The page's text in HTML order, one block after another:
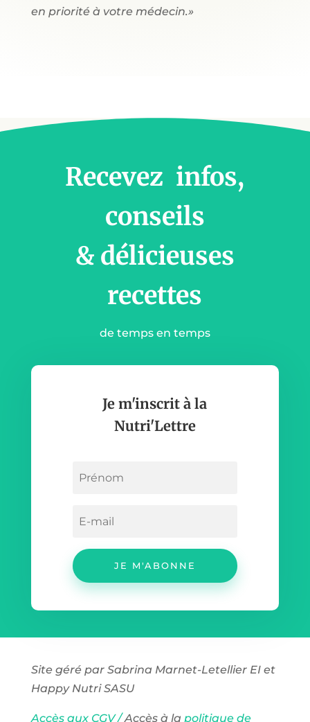
en priorité à votre médecin.»
Recevez infos,
conseils
& délicieuses
recettes
de temps en temps
Je m'inscrit à la
Nutri'Lettre
JE M'ABONNE
Site géré par Sabrina Marnet-Letellier EI et
Happy Nutri SASU
Accès aux CGV / Accès à la politique de